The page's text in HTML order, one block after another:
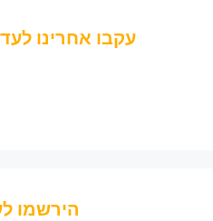
עקבו אחרינו
הירשמו